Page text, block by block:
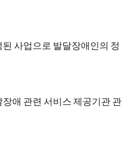
사업으로 발달장애인의 정
애 관련 서비스 제공기관 관